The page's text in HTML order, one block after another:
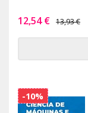
12,54 € 13,93 €
-10%